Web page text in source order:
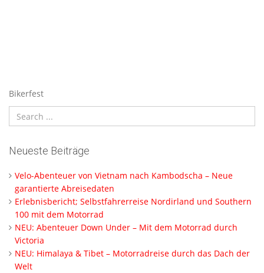
Bikerfest
Neueste Beiträge
Velo-Abenteuer von Vietnam nach Kambodscha – Neue
garantierte Abreisedaten
Erlebnisbericht; Selbstfahrerreise Nordirland und Southern
100 mit dem Motorrad
NEU: Abenteuer Down Under – Mit dem Motorrad durch
Victoria
NEU: Himalaya & Tibet – Motorradreise durch das Dach der
Welt